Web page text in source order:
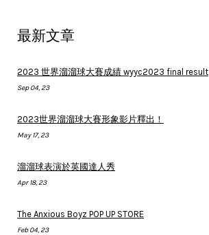
最新文章
2023 世界溜溜球大賽成績 wyyc2023 final result
Sep 04, 23
2023世界溜溜球大賽形象影片釋出！
May 17, 23
溜溜球表演於英國達人秀
Apr 18, 23
The Anxious Boyz POP UP STORE
Feb 04, 23